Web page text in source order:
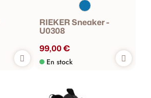
RIEKER Sneaker -
U0308
99,00 €
En stock